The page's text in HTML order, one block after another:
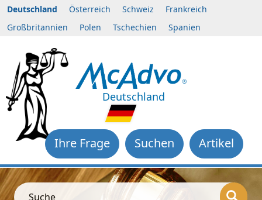
Deutschland Österreich Schweiz
Frankreich
Großbritannien
Polen Tschechien Spanien
Deutschland
Artikel
Suchen
Ihre Frage
Suche